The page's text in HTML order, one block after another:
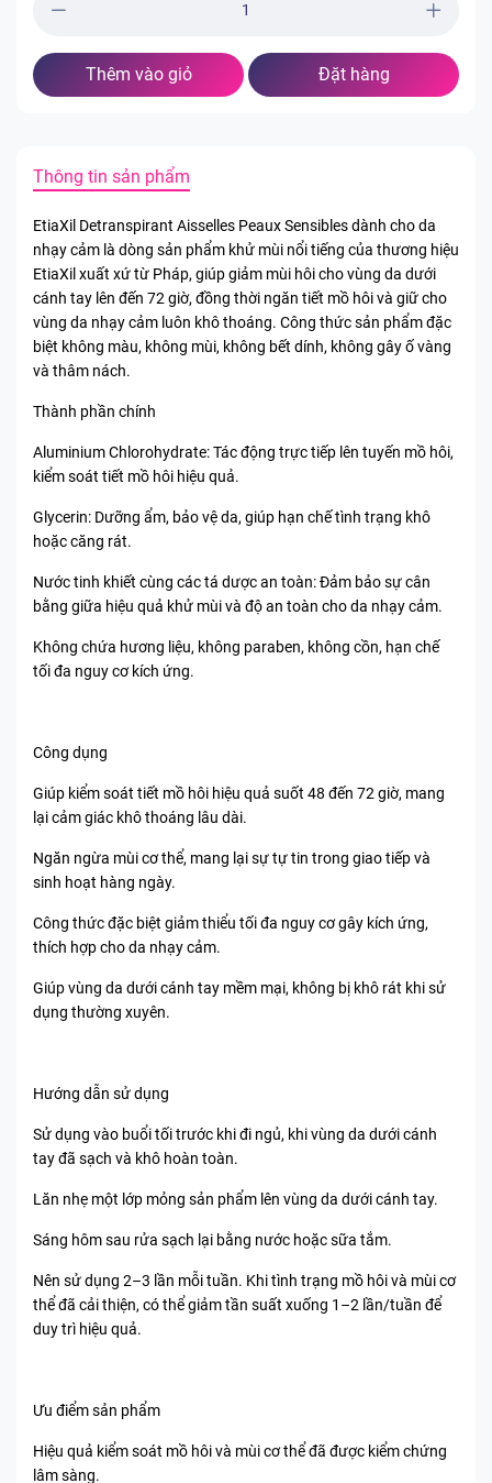
Thêm vào giỏ Đặt hàng
Thông tin sản phẩm
EtiaXil Detranspirant Aisselles Peaux Sensibles dành cho da
nhạy cảm là dòng sản phẩm khử mùi nổi tiếng của thương hiệu
EtiaXil xuất xứ từ Pháp, giúp giảm mùi hôi cho vùng da dưới
cánh tay lên đến 72 giờ, đồng thời ngăn tiết mồ hôi và giữ cho
vùng da nhạy cảm luôn khô thoáng. Công thức sản phẩm đặc
biệt không màu, không mùi, không bết dính, không gây ố vàng
và thâm nách.
Thành phần chính
Aluminium Chlorohydrate: Tác động trực tiếp lên tuyến mồ hôi,
kiểm soát tiết mồ hôi hiệu quả.
Glycerin: Dưỡng ẩm, bảo vệ da, giúp hạn chế tình trạng khô
hoặc căng rát.
Nước tinh khiết cùng các tá dược an toàn: Đảm bảo sự cân
bằng giữa hiệu quả khử mùi và độ an toàn cho da nhạy cảm.
Không chứa hương liệu, không paraben, không cồn, hạn chế
tối đa nguy cơ kích ứng.
Công dụng
Giúp kiểm soát tiết mồ hôi hiệu quả suốt 48 đến 72 giờ, mang
lại cảm giác khô thoáng lâu dài.
Ngăn ngừa mùi cơ thể, mang lại sự tự tin trong giao tiếp và
sinh hoạt hàng ngày.
Công thức đặc biệt giảm thiểu tối đa nguy cơ gây kích ứng,
thích hợp cho da nhạy cảm.
Giúp vùng da dưới cánh tay mềm mại, không bị khô rát khi sử
dụng thường xuyên.
Hướng dẫn sử dụng
Sử dụng vào buổi tối trước khi đi ngủ, khi vùng da dưới cánh
tay đã sạch và khô hoàn toàn.
Lăn nhẹ một lớp mỏng sản phẩm lên vùng da dưới cánh tay.
Sáng hôm sau rửa sạch lại bằng nước hoặc sữa tắm.
Nên sử dụng 2–3 lần mỗi tuần. Khi tình trạng mồ hôi và mùi cơ
thể đã cải thiện, có thể giảm tần suất xuống 1–2 lần/tuần để
duy trì hiệu quả.
Ưu điểm sản phẩm
Hiệu quả kiểm soát mồ hôi và mùi cơ thể đã được kiểm chứng
lâm sàng.